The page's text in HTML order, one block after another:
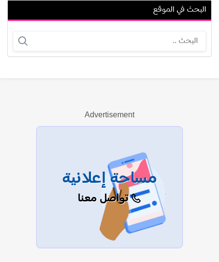
يسرا اللوزي
عرض الكل
البحث في الموقع
Advertisement
مساحة إعلانية
تواصل معنا